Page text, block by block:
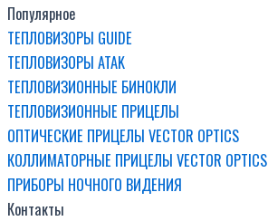
Популярное
ТЕПЛОВИЗОРЫ GUIDE
ТЕПЛОВИЗОРЫ ATAK
ТЕПЛОВИЗИОННЫЕ БИНОКЛИ
ТЕПЛОВИЗИОННЫЕ ПРИЦЕЛЫ
ОПТИЧЕСКИЕ ПРИЦЕЛЫ VECTOR OPTICS
КОЛЛИМАТОРНЫЕ ПРИЦЕЛЫ VECTOR OPTICS
ПРИБОРЫ НОЧНОГО ВИДЕНИЯ
Контакты